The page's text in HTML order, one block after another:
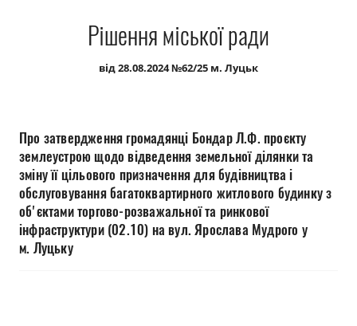
Публічна інформація
Документи
Рішення міської ради
від 28.08.2024 №62/25 м. Луцьк
Про затвердження громадянці Бондар Л.Ф. проєкту
землеустрою щодо відведення земельної ділянки та
зміну її цільового призначення для будівництва і
обслуговування багатоквартирного житлового будинку з
об'єктами торгово-розважальної та ринкової
інфраструктури (02.10) на вул. Ярослава Мудрого у
м. Луцьку